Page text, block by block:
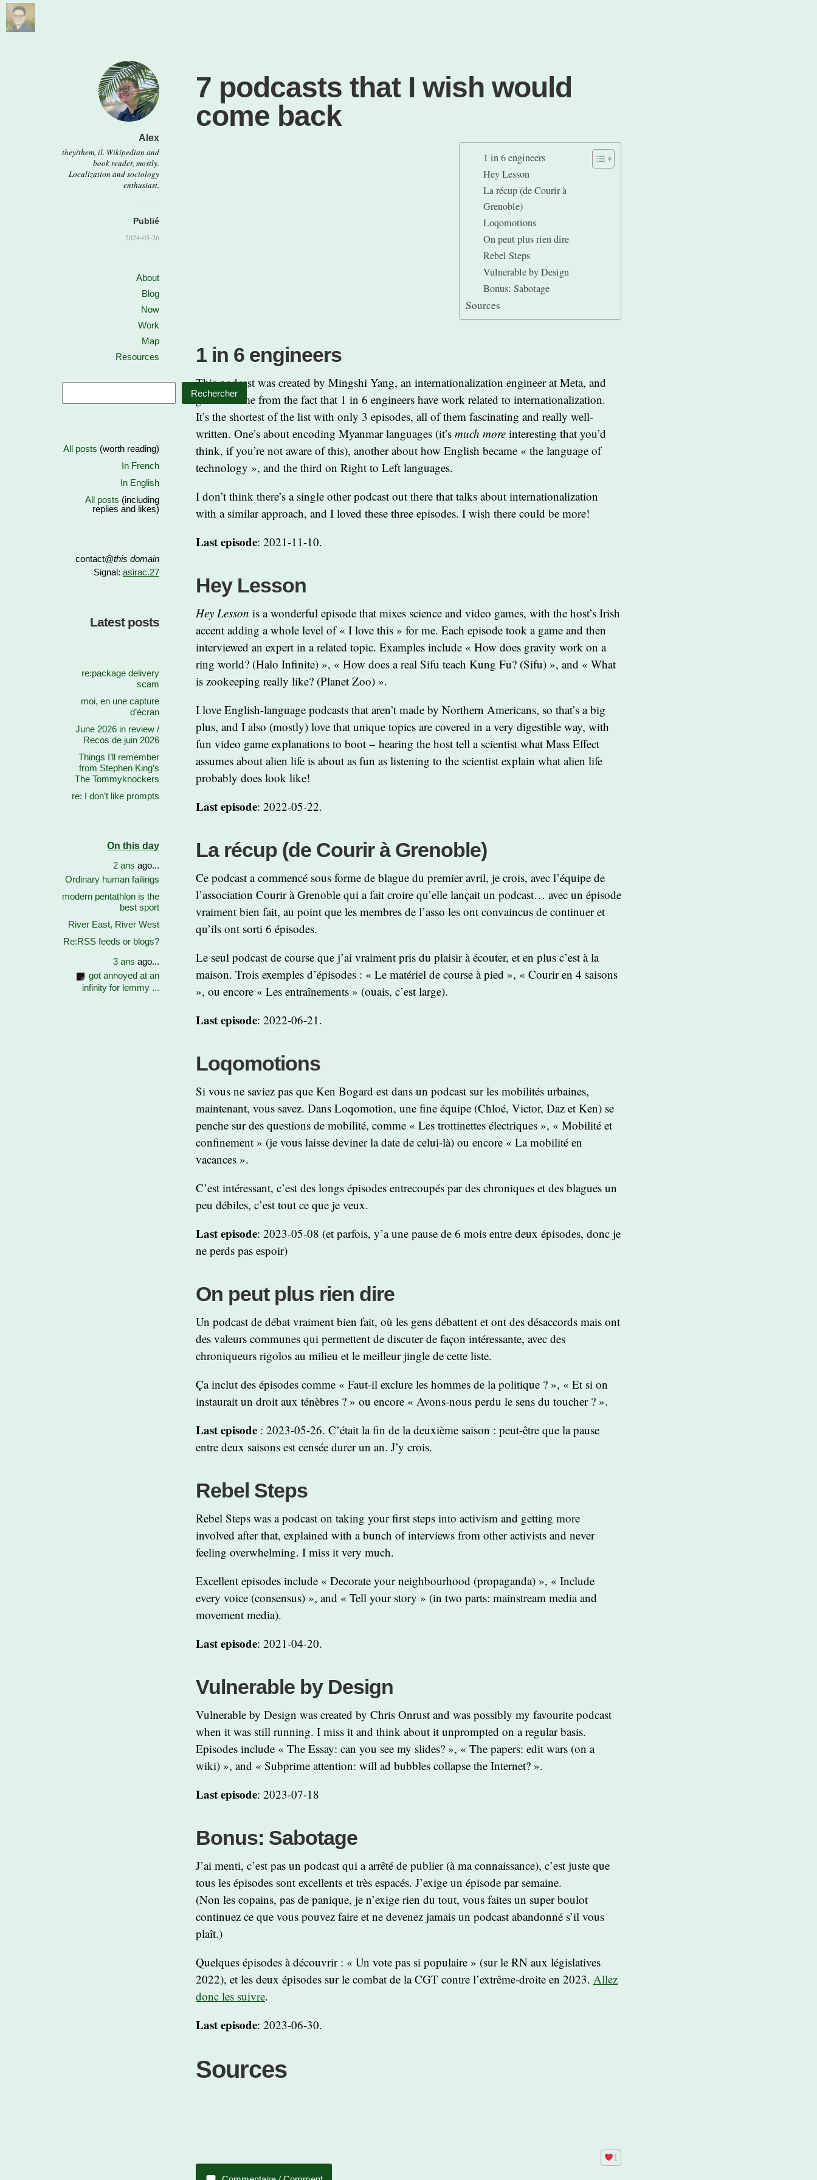
Alex
they/them, il. Wikipedian and
book reader, mostly.
Localization and sociology
enthusiast.
Publié
2024-05-26
About
Blog
Now
Work
Map
Resources
7 podcasts that I wish would
come back
1 in 6 engineers
Hey Lesson
La récup (de Courir à
Grenoble)
Loqomotions
On peut plus rien dire
Rebel Steps
Vulnerable by Design
Bonus: Sabotage
Sources
1 in 6 engineers
This podcast was created by Mingshi Yang, an internationalization engineer at Meta, and
gets its name from the fact that 1 in 6 engineers have work related to internationalization.
It’s the shortest of the list with only 3 episodes, all of them fascinating and really well-
written. One’s about encoding Myanmar languages (it’s much more interesting that you’d
think, if you’re not aware of this), another about how English became « the language of
technology », and the third on Right to Left languages.
I don’t think there’s a single other podcast out there that talks about internationalization
with a similar approach, and I loved these three episodes. I wish there could be more!
Last episode: 2021-11-10.
Hey Lesson
Hey Lesson is a wonderful episode that mixes science and video games, with the host’s Irish
accent adding a whole level of « I love this » for me. Each episode took a game and then
interviewed an expert in a related topic. Examples include « How does gravity work on a
ring world? (Halo Infinite) », « How does a real Sifu teach Kung Fu? (Sifu) », and « What
is zookeeping really like? (Planet Zoo) ».
I love English-language podcasts that aren’t made by Northern Americans, so that’s a big
plus, and I also (mostly) love that unique topics are covered in a very digestible way, with
fun video game explanations to boot − hearing the host tell a scientist what Mass Effect
assumes about alien life is about as fun as listening to the scientist explain what alien life
probably does look like!
Last episode: 2022-05-22.
La récup (de Courir à Grenoble)
Ce podcast a commencé sous forme de blague du premier avril, je crois, avec l’équipe de
l’association Courir à Grenoble qui a fait croire qu’elle lançait un podcast… avec un épisode
vraiment bien fait, au point que les membres de l’asso les ont convaincus de continuer et
qu’ils ont sorti 6 épisodes.
Le seul podcast de course que j’ai vraiment pris du plaisir à écouter, et en plus c’est à la
maison. Trois exemples d’épisodes : « Le matériel de course à pied », « Courir en 4 saisons
», ou encore « Les entraînements » (ouais, c’est large).
Last episode: 2022-06-21.
Loqomotions
Si vous ne saviez pas que Ken Bogard est dans un podcast sur les mobilités urbaines,
maintenant, vous savez. Dans Loqomotion, une fine équipe (Chloé, Victor, Daz et Ken) se
penche sur des questions de mobilité, comme « Les trottinettes électriques », « Mobilité et
confinement » (je vous laisse deviner la date de celui-là) ou encore « La mobilité en
vacances ».
C’est intéressant, c’est des longs épisodes entrecoupés par des chroniques et des blagues un
peu débiles, c’est tout ce que je veux.
Last episode: 2023-05-08 (et parfois, y’a une pause de 6 mois entre deux épisodes, donc je
ne perds pas espoir)
On peut plus rien dire
Un podcast de débat vraiment bien fait, où les gens débattent et ont des désaccords mais ont
des valeurs communes qui permettent de discuter de façon intéressante, avec des
chroniqueurs rigolos au milieu et le meilleur jingle de cette liste.
Ça inclut des épisodes comme « Faut-il exclure les hommes de la politique ? », « Et si on
instaurait un droit aux ténèbres ? » ou encore « Avons-nous perdu le sens du toucher ? ».
Last episode : 2023-05-26. C’était la fin de la deuxième saison : peut-être que la pause
entre deux saisons est censée durer un an. J’y crois.
Rebel Steps
Rebel Steps was a podcast on taking your first steps into activism and getting more
involved after that, explained with a bunch of interviews from other activists and never
feeling overwhelming. I miss it very much.
Excellent episodes include « Decorate your neighbourhood (propaganda) », « Include
every voice (consensus) », and « Tell your story » (in two parts: mainstream media and
movement media).
Last episode: 2021-04-20.
Vulnerable by Design
Vulnerable by Design was created by Chris Onrust and was possibly my favourite podcast
when it was still running. I miss it and think about it unprompted on a regular basis.
Episodes include « The Essay: can you see my slides? », « The papers: edit wars (on a
wiki) », and « Subprime attention: will ad bubbles collapse the Internet? ».
Last episode: 2023-07-18
Bonus: Sabotage
J’ai menti, c’est pas un podcast qui a arrêté de publier (à ma connaissance), c’est juste que
tous les épisodes sont excellents et très espacés. J’exige un épisode par semaine.
(Non les copains, pas de panique, je n’exige rien du tout, vous faites un super boulot
continuez ce que vous pouvez faire et ne devenez jamais un podcast abandonné s’il vous
plaît.)
Quelques épisodes à découvrir : « Un vote pas si populaire » (sur le RN aux législatives
2022), et les deux épisodes sur le combat de la CGT contre l’extrême-droite en 2023. Allez
donc les suivre.
Last episode: 2023-06-30.
Sources
Rechercher
All posts (worth reading)
In French
In English
All posts (including
replies and likes)
contact@this domain
Signal: asirac.27
Latest posts
re:package delivery
scam
moi, en une capture
d’écran
June 2026 in review /
Recos de juin 2026
Things I’ll remember
from Stephen King’s
The Tommyknockers
re: I don’t like prompts
On this day
2 ans ago...
Ordinary human failings
modern pentathlon is the
best sport
River East, River West
Re:RSS feeds or blogs?
3 ans ago...
got annoyed at an
infinity for lemmy ...